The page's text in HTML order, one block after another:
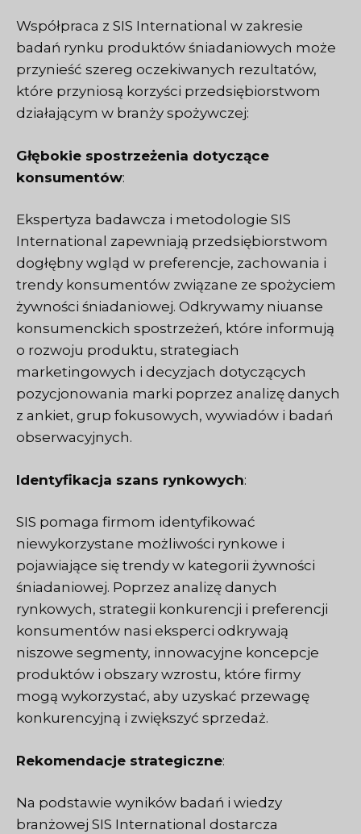
Współpraca z SIS International w zakresie
badań rynku produktów śniadaniowych może
przynieść szereg oczekiwanych rezultatów,
które przyniosą korzyści przedsiębiorstwom
działającym w branży spożywczej:
Głębokie spostrzeżenia dotyczące
konsumentów:
Ekspertyza badawcza i metodologie SIS
International zapewniają przedsiębiorstwom
dogłębny wgląd w preferencje, zachowania i
trendy konsumentów związane ze spożyciem
żywności śniadaniowej. Odkrywamy niuanse
konsumenckich spostrzeżeń, które informują
o rozwoju produktu, strategiach
marketingowych i decyzjach dotyczących
pozycjonowania marki poprzez analizę danych
z ankiet, grup fokusowych, wywiadów i badań
obserwacyjnych.
Identyfikacja szans rynkowych:
SIS pomaga firmom identyfikować
niewykorzystane możliwości rynkowe i
pojawiające się trendy w kategorii żywności
śniadaniowej. Poprzez analizę danych
rynkowych, strategii konkurencji i preferencji
konsumentów nasi eksperci odkrywają
niszowe segmenty, innowacyjne koncepcje
produktów i obszary wzrostu, które firmy
mogą wykorzystać, aby uzyskać przewagę
konkurencyjną i zwiększyć sprzedaż.
Rekomendacje strategiczne:
Na podstawie wyników badań i wiedzy
branżowej SIS International dostarcza